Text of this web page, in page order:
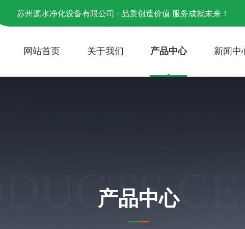
苏州源水净化设备有限公司 · 品质创造价值 服务成就未来！
网站首页 关于我们 产品中心 新闻中
产品中心